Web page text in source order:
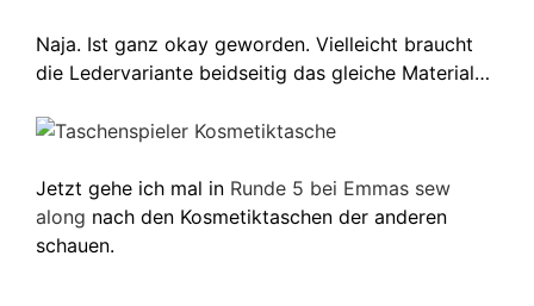
Naja. Ist ganz okay geworden. Vielleicht braucht
die Ledervariante beidseitig das gleiche Material…
Jetzt gehe ich mal in Runde 5 bei Emmas sew
along nach den Kosmetiktaschen der anderen
schauen.